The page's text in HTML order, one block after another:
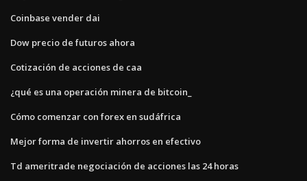
Coinbase vender dai
Dow precio de futuros ahora
Cotización de acciones de caa
¿qué es una operación minera de bitcoin_
Cómo comenzar con forex en sudáfrica
Mejor forma de invertir ahorros en efectivo
Td ameritrade negociación de acciones las 24 horas